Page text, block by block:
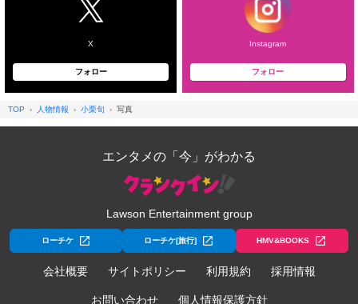
X
フォロー
Instagram
フォロー
TOP 人物情報 小栗旬 写真
エンタメの「今」がわかる
Lawson Entertainment group
ローチケ ローチケ[旅行] HMV&BOOKS
会社概要 サイトポリシー 利用規約 採用情報
お問い合わせ 個人情報保護方針